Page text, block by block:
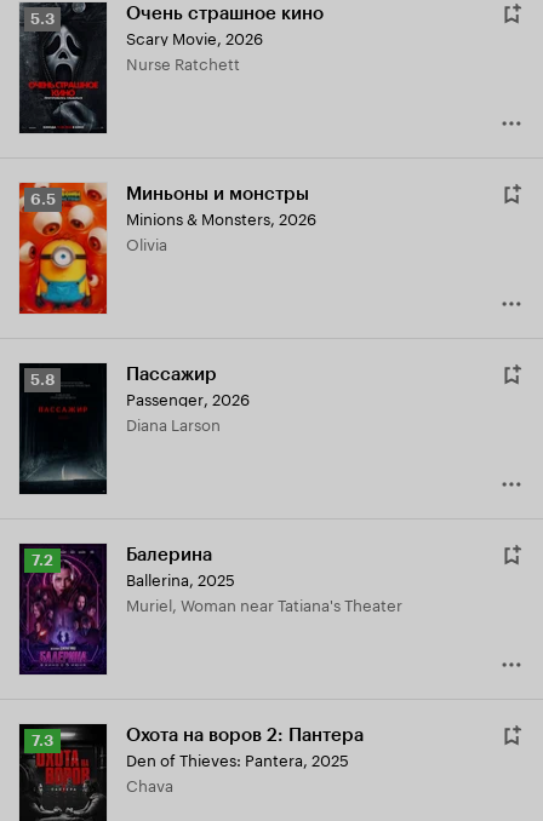
Рейтинг
Кинопоиска
5.3
5.3 Очень страшное кино
Scary Movie, 2026
Nurse Ratchett
Рейтинг
Кинопоиска
6.5
6.5 Миньоны и монстры
Minions & Monsters, 2026
Olivia
Рейтинг
Кинопоиска
5.8 Пассажир
Passenger, 2026
Diana Larson
Рейтинг
Кинопоиска
7.2
7.2 Балерина
Ballerina, 2025
Muriel, Woman near Tatiana's Theater
Рейтинг
Кинопоиска
7.3
7.3 Охота на воров 2: Пантера
Den of Thieves: Pantera, 2025
Chava